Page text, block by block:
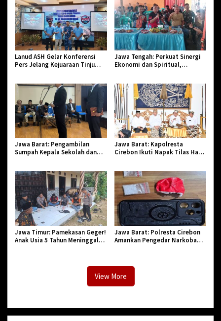
Lanud ASH Gelar Konferensi
Pers Jelang Kejuaraan Tinju
Jawa Tengah: Perkuat Sinergi
Ekonomi dan Spiritual,
Jawa Barat: Pengambilan
Sumpah Kepala Sekolah dan
Pendidikan dan Birokrasi
Jawa Barat: Kapolresta
Cirebon Ikuti Napak Tilas Hari
Jawa Timur: Pamekasan Geger!
Anak Usia 5 Tahun Meninggal
Jawa Barat: Polresta Cirebon
Amankan Pengedar Narkoba
View More